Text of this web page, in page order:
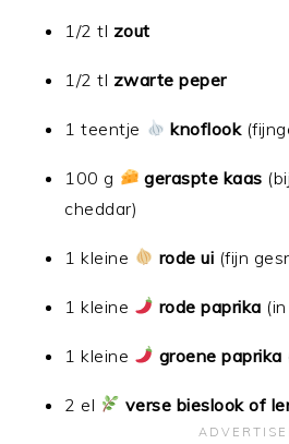
1/2 tl zout
1/2 tl zwarte peper
1 teentje knoflook
100 g geraspte kaas
cheddar)
1 kleine rode ui (fijn
1 kleine rode paprika
1 kleine groene paprika
2 el verse bieslook of